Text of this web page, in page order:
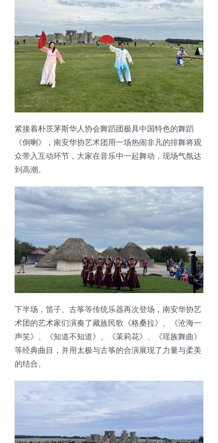
紧接着朴茨茅斯华人协会舞蹈团极具中国特色的舞蹈
《倒喇》，南安华协艺术团用一场热闹非凡的排舞将观
众带入互动环节，大家在音乐中一起舞动，现场气氛达
到高潮。
下半场，笛子、古筝等传统乐器再次登场，南安华协艺
术团的艺术家们演奏了藏族民歌《格桑拉》、《沧海一
声笑》、《知道不知道》、《茉莉花》、《瑶族舞曲》
等经典曲目，并用太极与古筝的合演展现了力量与柔美
的结合。